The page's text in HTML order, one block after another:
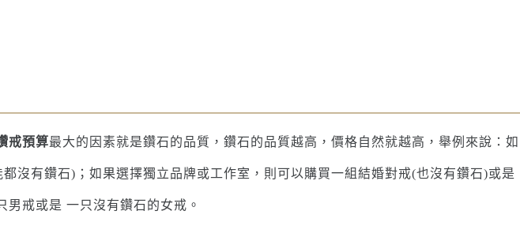
戒預算最大的因素就是鑽石的品質，鑽石的品質越高，價格自然就越高，舉例來說：如
沒有鑽石)；如果選擇獨立品牌或工作室，則可以購買一組結婚對戒(也沒有鑽石)或是
戒或是 一只沒有鑽石的女戒。